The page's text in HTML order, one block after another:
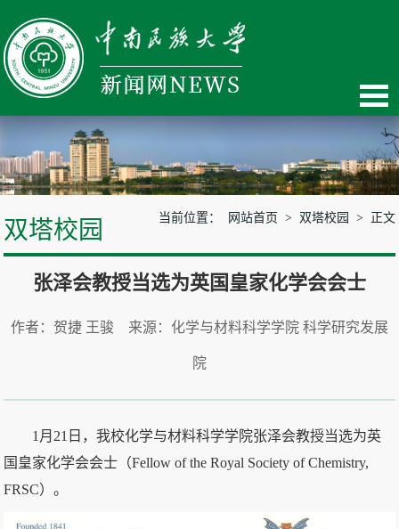
双塔校园 当前位置： 网站首页 > 双塔校园 > 正文
张泽会教授当选为英国皇家化学会会士
作者：贺捷 王骏 来源：化学与材料科学学院 科学研究发展
院
1月21日，我校化学与材料科学学院张泽会教授当选为英
国皇家化学会会士（Fellow of the Royal Society of Chemistry,
FRSC）。